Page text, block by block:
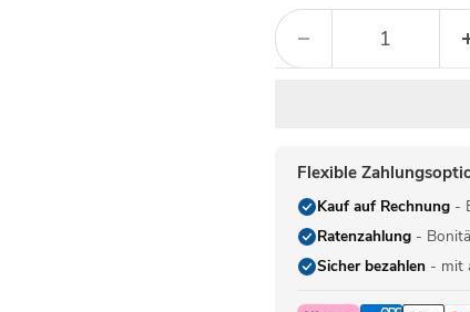
Flexible
Kauf auf Rechnung-
Ratenzahlung-
Sicher bezahlen- mit